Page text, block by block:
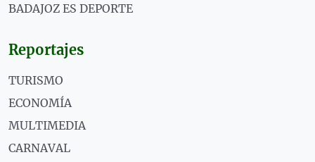
BADAJOZ ES DEPORTE
Reportajes
TURISMO
ECONOMÍA
MULTIMEDIA
CARNAVAL